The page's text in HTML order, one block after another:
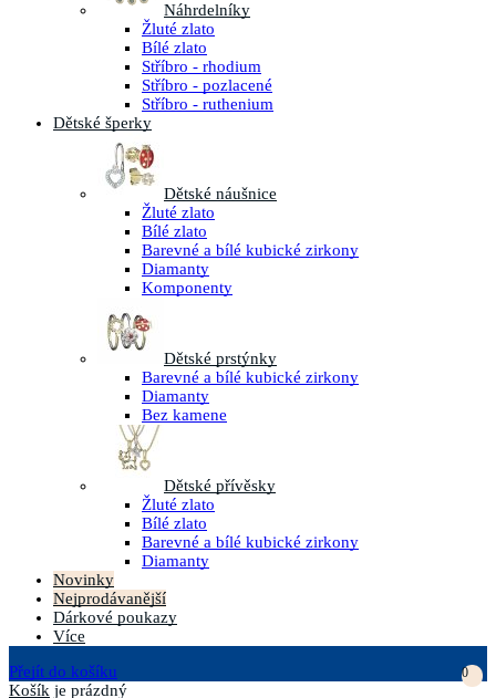
Náhrdelníky
Žluté zlato
Bílé zlato
Stříbro - rhodium
Stříbro - pozlacené
Stříbro - ruthenium
Dětské šperky
Dětské náušnice
Žluté zlato
Bílé zlato
Barevné a bílé kubické zirkony
Diamanty
Komponenty
Dětské prstýnky
Barevné a bílé kubické zirkony
Diamanty
Bez kamene
Dětské přívěsky
Žluté zlato
Bílé zlato
Barevné a bílé kubické zirkony
Diamanty
Novinky
Nejprodávanější
Dárkové poukazy
Více
Přejít do košíku
0
Košík je prázdný